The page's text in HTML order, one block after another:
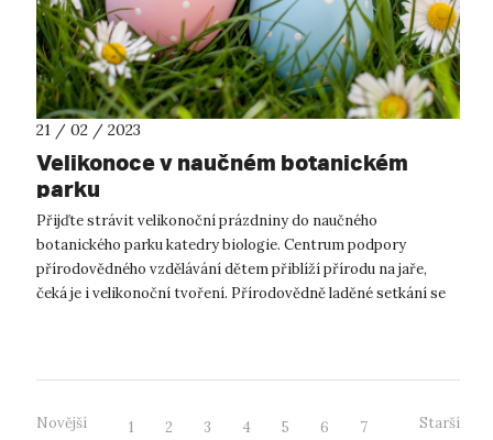
21 / 02 / 2023
Velikonoce v naučném botanickém
parku
Přijďte strávit velikonoční prázdniny do naučného
botanického parku katedry biologie. Centrum podpory
přírodovědného vzdělávání dětem přiblíží přírodu na jaře,
čeká je i velikonoční tvoření. Přírodovědně laděné setkání se
Novější 1 2 3 4 5 6
7
Starší